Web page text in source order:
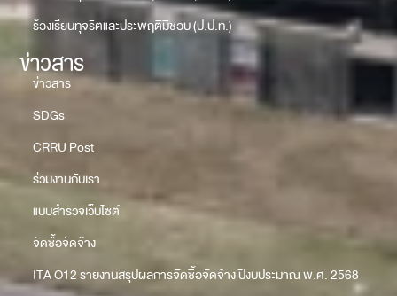
ร้องเรียนทุจริตและประพฤติมิชอบ (ป.ป.ท.)
ข่าวสาร
ข่าวสาร
SDGs
CRRU Post
ร่วมงานกับเรา
แบบสำรวจเว็บไซต์
จัดซื้อจัดจ้าง
ITA O12 รายงานสรุปผลการจัดซื้อจัดจ้าง ปีงบประมาณ พ.ศ. 2568